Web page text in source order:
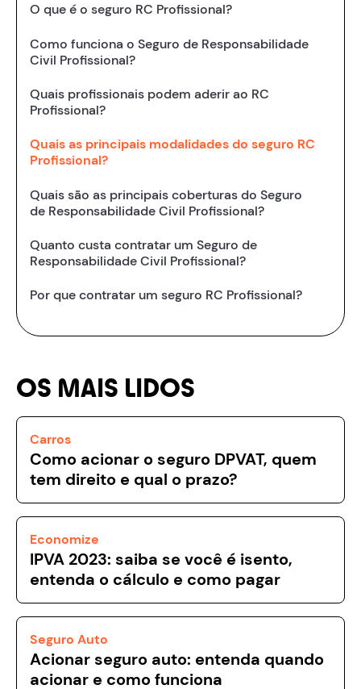
O que é o seguro RC Profissional?
Como funciona o Seguro de Responsabilidade
Civil Profissional?
Quais profissionais podem aderir ao RC
Profissional?
Quais as principais modalidades do seguro RC
Profissional?
Quais são as principais coberturas do Seguro
de Responsabilidade Civil Profissional?
Quanto custa contratar um Seguro de
Responsabilidade Civil Profissional?
Por que contratar um seguro RC Profissional?
OS MAIS LIDOS
Carros
Como acionar o seguro DPVAT, quem
tem direito e qual o prazo?
Economize
IPVA 2023: saiba se você é isento,
entenda o cálculo e como pagar
Seguro Auto
Acionar seguro auto: entenda quando
acionar e como funciona